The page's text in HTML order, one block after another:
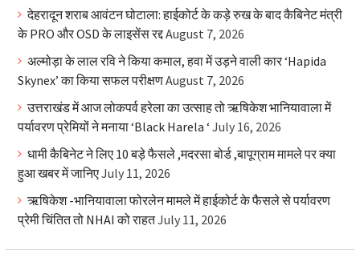
देहरादून शराब आवंटन घोटाला: हाईकोर्ट के कड़े रुख के बाद कैबिनेट मंत्री
के PRO और OSD के लाइसेंस रद्दAugust 7, 2026
अल्मोड़ा के लाल रवि ने किया कमाल, हवा में उड़ने वाली कार ‘Hapida
Skynex’ का किया सफल परीक्षणAugust 7, 2026
उत्तराखंड में आज लोकपर्व हरेला का उत्साह तो ऋषिकेश भानियावाला में
पर्यावरण प्रेमियों ने मनाया ‘Black Harela ‘ July 16, 2026
धामी कैबिनेट ने लिए 10 बड़े फैसले ,मदरसा बोर्ड ,बापूग्राम मामले पर क्या
हुआ खबर में जानिएJuly 11, 2026
ऋषिकेश -भानियावाला फोरलेन मामले में हाईकोर्ट के फैसले से पर्यावरण
प्रेमी चिंतित तो NHAI को राहतJuly 11, 2026